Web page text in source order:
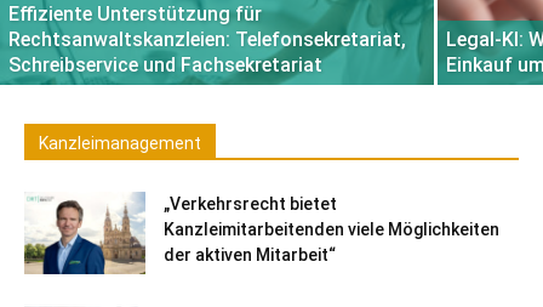
Effiziente Unterstützung für
Rechtsanwaltskanzleien: Telefonsekretariat,
Schreibservice und Fachsekretariat
Legal-KI:
Einkauf
Kanzleimanagement
„Verkehrsrecht bietet
Kanzleimitarbeitenden viele Möglichkeiten
der aktiven Mitarbeit“